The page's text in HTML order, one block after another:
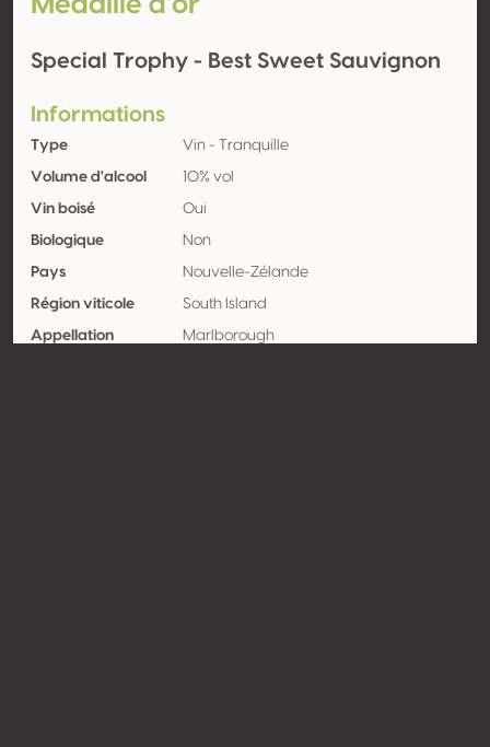
Special Trophy - Best Sweet Sauvignon
Informations
Type Vin - Tranquille
Volume d'alcool 10% vol
Vin boisé Oui
Biologique Non
Pays Nouvelle-Zélande
Région viticole South Island
Appellation Marlborough